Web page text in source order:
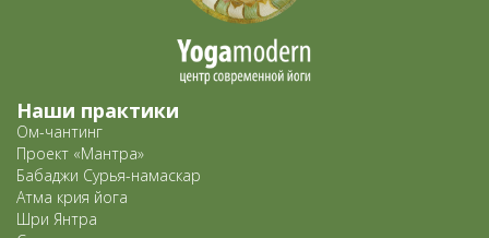
Наши практики
Ом-чантинг
Проект «Мантра»
Бабаджи Сурья-намаскар
Атма крия йога
Шри Янтра